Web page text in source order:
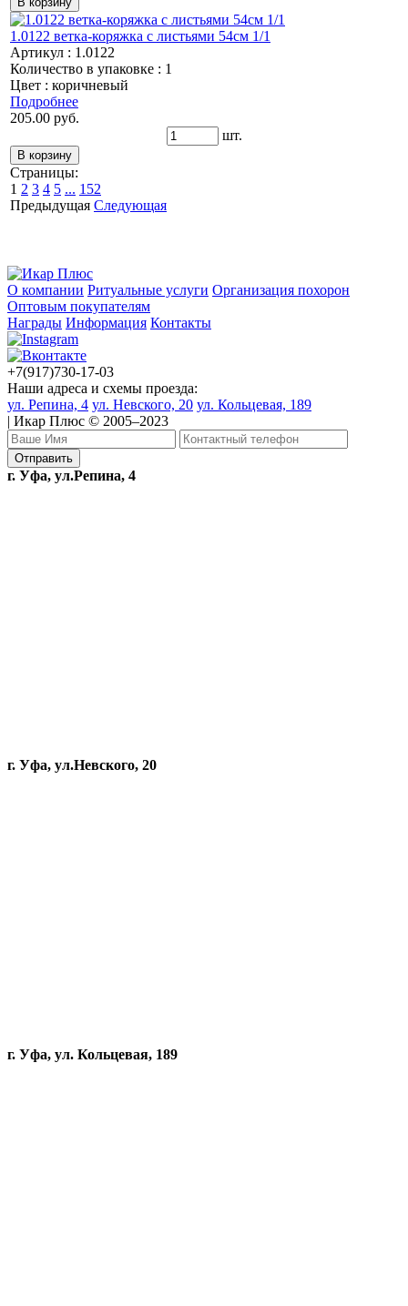
1.0122 ветка-коряжка с листьями 54см 1/1
Артикул : 1.0122
Количество в упаковке : 1
Цвет : коричневый
Подробнее
205.00 руб.
шт.
Страницы:
1 2 3 4 5 ... 152
Предыдущая Следующая
О компании Ритуальные услуги Организация похорон
Оптовым покупателям
Награды Информация Контакты
+7(917)730-17-03
Наши адреса и схемы проезда:
ул. Репина, 4 ул. Невского, 20 ул. Кольцевая, 189
| Икар Плюс © 2005–2023
г. Уфа, ул.Репина, 4
г. Уфа, ул.Невского, 20
г. Уфа, ул. Кольцевая, 189